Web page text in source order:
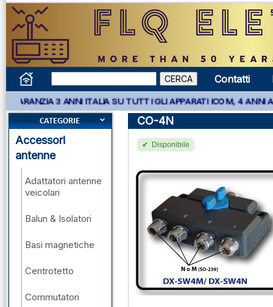
Contatti
ANNI ITALIA SU TUTTI GLI APPARATI ICOM, 4 ANNI APPARATI
Accessori
antenne
Adattatori antenne
veicolari
Balun & Isolatori
Basi magnetiche
Centrotetto
Commutatori
CO-4N
Disponibile